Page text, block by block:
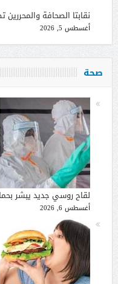
نقابتا الصحافة
أغسطس 5, 2026
صحة
لقاح روسي جديد يبشر
أغسطس 6, 2026